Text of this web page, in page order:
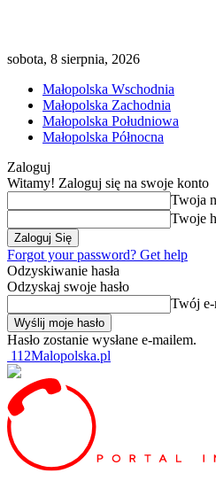
sobota, 8 sierpnia, 2026
Małopolska Wschodnia
Małopolska Zachodnia
Małopolska Południowa
Małopolska Północna
Zaloguj
Witamy! Zaloguj się na swoje konto
Twoja
Twoje
Forgot your password? Get help
Odzyskiwanie hasła
Odzyskaj swoje hasło
Twój
Hasło zostanie wysłane e-mailem.
112Malopolska.pl